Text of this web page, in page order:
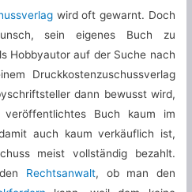
wird oft gewarnt. Doch
sein eigenes Buch zu
Hobbyautor auf der Suche nach
Druckkostenzuschussverlag
dann bewusst wird,
Buch kaum im
auch kaum verkäuflich ist,
meist vollständig bezahlt.
Rechtsanwalt, ob man den